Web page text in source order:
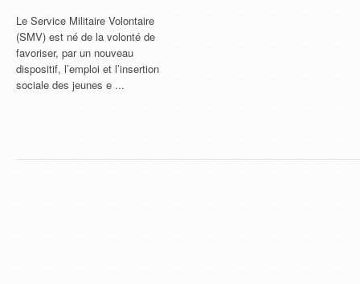
Le Service Militaire Volontaire
(SMV) est né de la volonté de
favoriser, par un nouveau
dispositif, l’emploi et l’insertion
sociale des jeunes e ...